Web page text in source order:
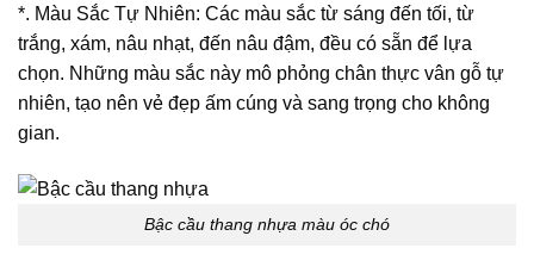
*. Màu Sắc Tự Nhiên: Các màu sắc từ sáng đến tối, từ
trắng, xám, nâu nhạt, đến nâu đậm, đều có sẵn để lựa
chọn. Những màu sắc này mô phỏng chân thực vân gỗ tự
nhiên, tạo nên vẻ đẹp ấm cúng và sang trọng cho không
gian.
Bậc cầu thang nhựa màu óc chó